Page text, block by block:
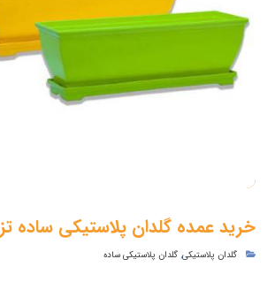
خرید عمده گلدان پلاستیکی ساده
گلدان پلاستیکی,گلدان پلاستیکی ساده